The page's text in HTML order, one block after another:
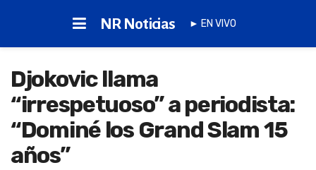
NR Noticias ► EN VIVO
Djokovic llama
“irrespetuoso” a periodista:
“Dominé los Grand Slam 15
años”